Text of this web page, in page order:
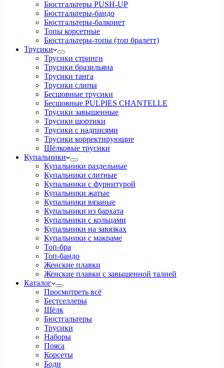
Бюстгальтеры PUSH-UP
Бюстгальтеры-бандо
Бюстгальтеры-балконет
Топы корсетные
Бюстгальтеры-топы (топ бралетт)
Трусики
Трусики стринги
Трусики бразильяна
Трусики танга
Трусики слипы
Бесшовные трусики
Бесшовные PULPIES CHANTELLE
Трусики завышенные
Трусики шортики
Трусики с надписями
Трусики корректирующие
Шёлковые трусики
Купальники
Купальники раздельные
Купальники слитные
Купальники с фурнитурой
Купальники жатые
Купальники вязаные
Купальники из бархата
Купальники с кольцами
Купальники на завязках
Купальники с макраме
Топ-бра
Топ-бандо
Женские плавки
Женские плавки с завышенной талией
Каталог
Просмотреть всё
Бестселлеры
Шёлк
Бюстгальтеры
Трусики
Наборы
Пояса
Корсеты
Боди